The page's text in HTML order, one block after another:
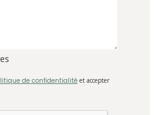
de confidentialité et accepter